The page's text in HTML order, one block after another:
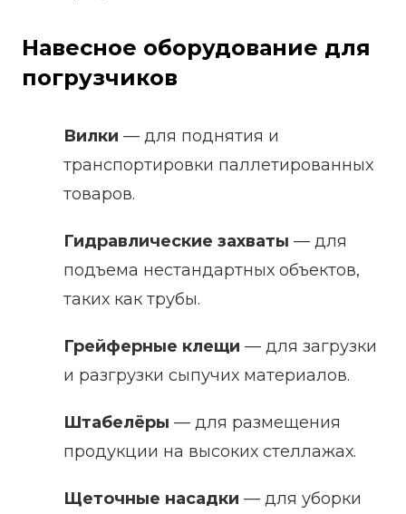
Навесное оборудование для
погрузчиков
Вилки — для поднятия и
транспортировки паллетированных
товаров.
Гидравлические захваты — для
подъема нестандартных объектов,
таких как трубы.
Грейферные клещи — для загрузки
и разгрузки сыпучих материалов.
Штабелёры — для размещения
продукции на высоких стеллажах.
Щеточные насадки — для уборки